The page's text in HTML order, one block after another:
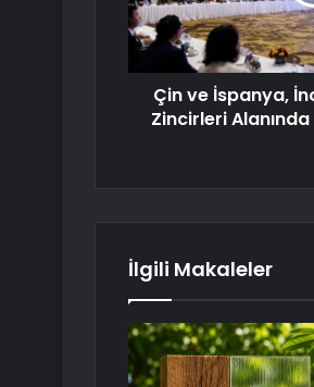
Çin ve İspanya,
Zincirleri
İlgili Makaleler